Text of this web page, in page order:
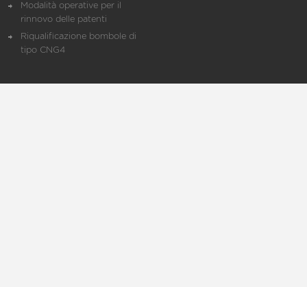
Modalità operative per il
rinnovo delle patenti
Riqualificazione bombole di
tipo CNG4